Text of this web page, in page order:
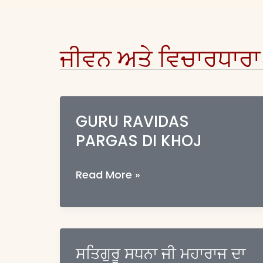
ਜੀਵਨ ਅਤੇ ਵਿਚਾਰਧਾਰਾ
GURU RAVIDAS
PARGAS DI KHOJ
GURU
PARGAS
Read More »
ਸਤਿਗੁਰੂ ਸਧਨਾ ਜੀ ਮਹਾਰਾਜ ਦਾ